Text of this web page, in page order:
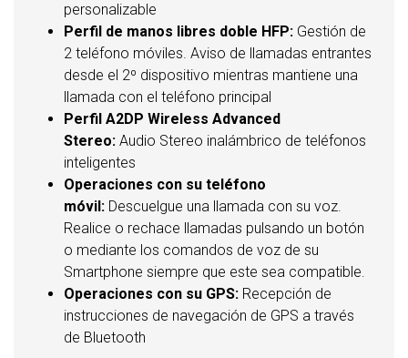
personalizable
Perfil de manos libres doble HFP: Gestión de
2 teléfono móviles. Aviso de llamadas entrantes
desde el 2º dispositivo mientras mantiene una
llamada con el teléfono principal
Perfil A2DP Wireless Advanced
Stereo: Audio Stereo inalámbrico de teléfonos
inteligentes
Operaciones con su teléfono
móvil: Descuelgue una llamada con su voz.
Realice o rechace llamadas pulsando un botón
o mediante los comandos de voz de su
Smartphone siempre que este sea compatible.
Operaciones con su GPS: Recepción de
instrucciones de navegación de GPS a través
de Bluetooth